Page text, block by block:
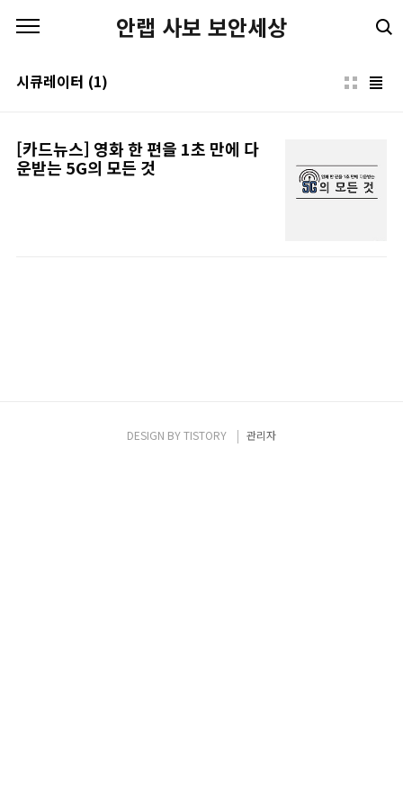
안랩 사보 보안세상
시큐레이터 (1)
[카드뉴스] 영화 한 편을 1초 만에 다
운받는 5G의 모든 것
DESIGN BYTISTORY 관리자